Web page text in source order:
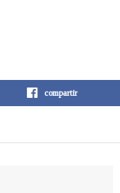
compartir